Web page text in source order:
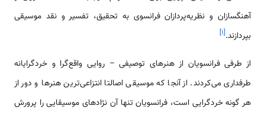
آهنگسازان و نظریه‌پردازان فرانسوی به تحقیق، تفسیر و نقد موسیقی
بپردازند.[۱]
از طرفی فرانسویان از هنرهای توصیفی – روایی واقع‌گرا و خردگرایانه
طرفداری می‌کردند. از آنجا که موسیقی اصالتا انتزاعی‌ترین هنرها و دور از
هر گونه خردگرایی است، فرانسویان تنها آن نژادهای موسیقایی را پرورش